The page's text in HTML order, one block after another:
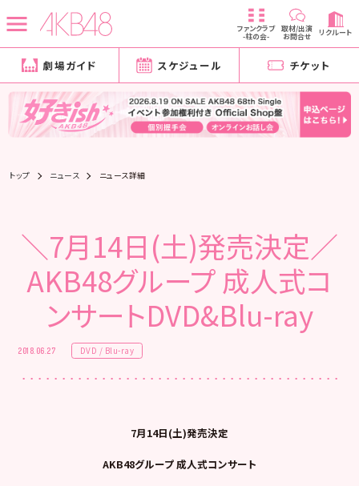
ファンクラブ
-柱の会-
取材/出演
お問合せ リクルート
劇場ガイド スケジュール チケット
トップ ニュース ニュース詳細
＼7月14日(土)発売決定／
AKB48グループ 成人式コ
ンサートDVD&Blu-ray
2018.06.27 DVD / Blu-ray
7月14日(土)発売決定
AKB48グループ 成人式コンサート